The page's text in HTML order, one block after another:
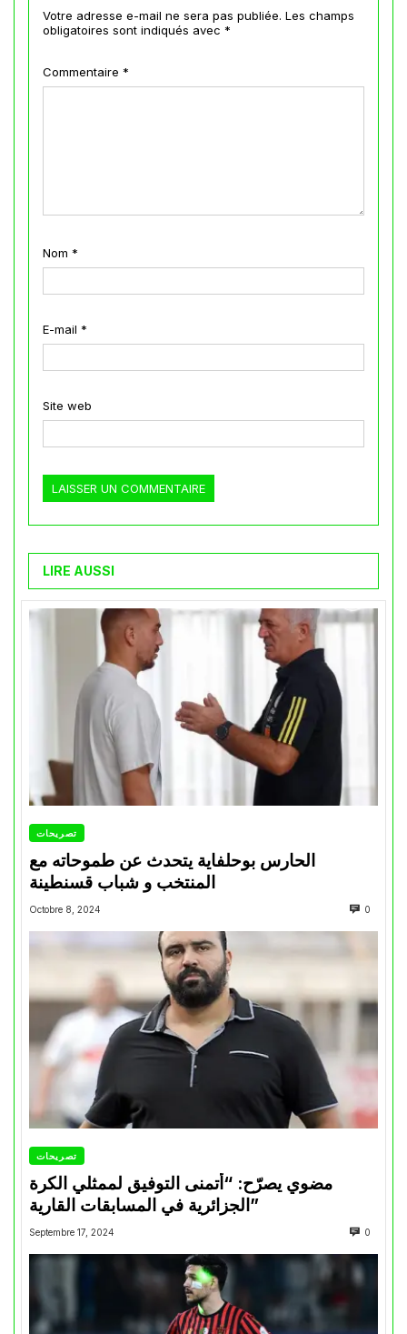
Votre adresse e-mail ne sera pas publiée. Les champs
obligatoires sont indiqués avec *
Commentaire *
Nom *
E-mail *
Site web
LIRE AUSSI
تصريحات
الحارس بوحلفاية يتحدث عن طموحاته مع
المنتخب و شباب قسنطينة
Octobre 8, 2024 0
تصريحات
مضوي يصرّح: “أتمنى التوفيق لممثلي الكرة
الجزائرية في المسابقات القارية”
Septembre 17, 2024 0